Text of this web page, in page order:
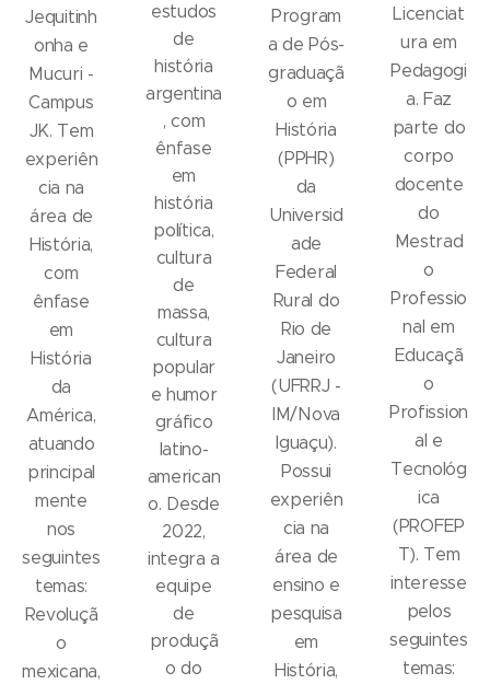
Jequitinh
onha e
Mucuri -
Campus
JK. Tem
experiên
cia na
área de
História,
com
ênfase
em
História
da
América,
atuando
principal
mente
nos
seguintes
temas:
Revoluçã
o
mexicana,
estudos
de
história
argentina
, com
ênfase
em
história
política,
cultura
de
massa,
cultura
popular
e humor
gráfico
latino-
american
o. Desde
2022,
integra a
equipe
de
produçã
o do
Program
a de Pós-
graduaçã
o em
História
(PPHR)
da
Universid
ade
Federal
Rural do
Rio de
Janeiro
(UFRRJ -
IM/Nova
Iguaçu).
Possui
experiên
cia na
área de
ensino e
pesquisa
em
História,
Licenciat
ura em
Pedagogi
a. Faz
parte do
corpo
docente
do
Mestrad
o
Professio
nal em
Educaçã
o
Profission
al e
Tecnológ
ica
(PROFEP
T). Tem
interesse
pelos
seguintes
temas: